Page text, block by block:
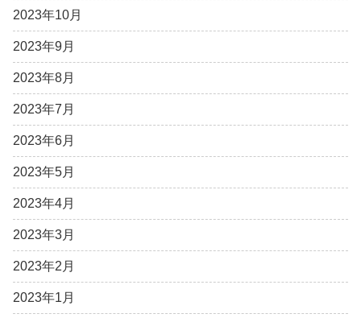
2023年10月
2023年9月
2023年8月
2023年7月
2023年6月
2023年5月
2023年4月
2023年3月
2023年2月
2023年1月